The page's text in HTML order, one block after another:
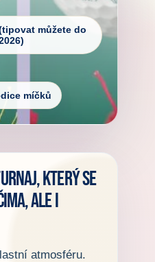
můžete do
míčků
který se
ale i
atmosféru.